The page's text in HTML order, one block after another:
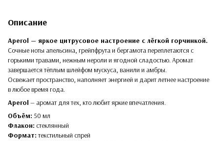
Описание
Aperol — яркое цитрусовое настроение с лёгкой горчинкой.
Сочные ноты апельсина, грейпфрута и бергамота переплетаются с
горькими травами, нежным нероли и ягодной сладостью. Аромат
завершается тёплым шлейфом мускуса, ванили и амбры.
Освежает пространство, наполняет энергией и дарит летнее настроение
в любое время года.
Aperol — аромат для тех, кто любит яркие впечатления.
Объём: 50 мл
Флакон: стеклянный
Формат:текстильный спрей